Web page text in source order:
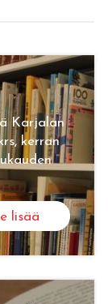
Karjalan
kerran
lisää